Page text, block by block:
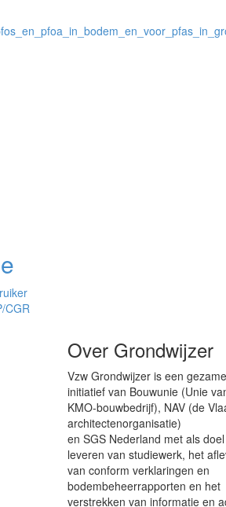
CGR
Over Grondwijzer
Vzw Grondwijzer is een
initiatief van Bouwunie (Unie
KMO-bouwbedrijf), NAV (de
architectenorganisatie)
en SGS Nederland met als
leveren van studiewerk, het
van conform verklaringen en
bodembeheerrapporten en het
verstrekken van informatie en